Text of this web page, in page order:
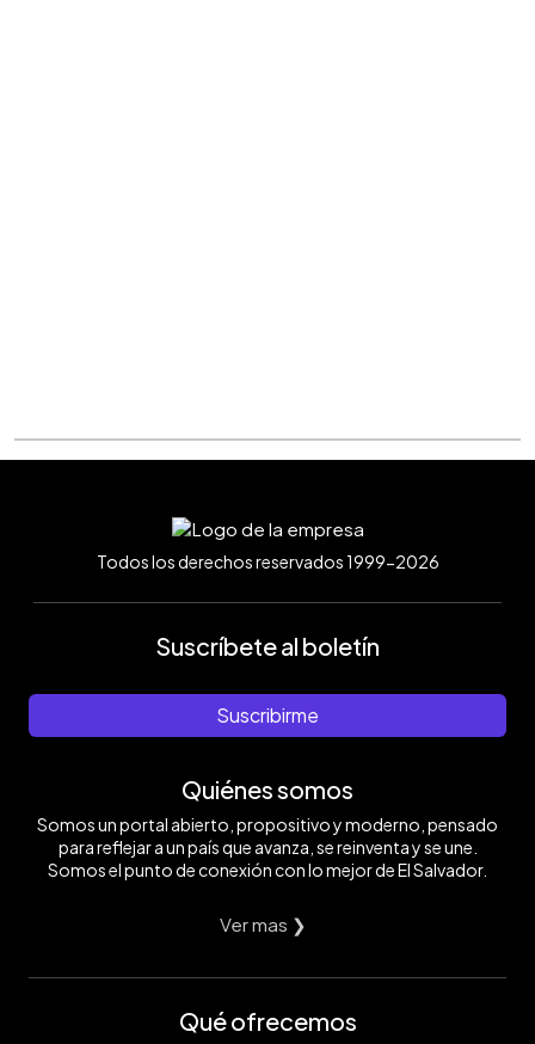
Todos los derechos reservados 1999-2026
Suscríbete al boletín
Suscribirme
Quiénes somos
Somos un portal abierto, propositivo y moderno, pensado
para reflejar a un país que avanza, se reinventa y se une.
Somos el punto de conexión con lo mejor de El Salvador.
Ver mas ❯
Qué ofrecemos